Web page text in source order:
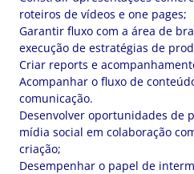
roteiros de vídeos e one pages;
Garantir fluxo com a área de
execução de estratégias de
Criar reports e
Acompanhar o fluxo de
comunicação.
Desenvolver oportunidades de
mídia social em colaboração
criação;
Desempenhar o papel de